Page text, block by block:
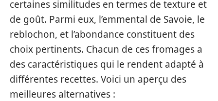
certaines similitudes en termes de texture et
de goût. Parmi eux, l’emmental de Savoie, le
reblochon, et l’abondance constituent des
choix pertinents. Chacun de ces fromages a
des caractéristiques qui le rendent adapté à
différentes recettes. Voici un aperçu des
meilleures alternatives :